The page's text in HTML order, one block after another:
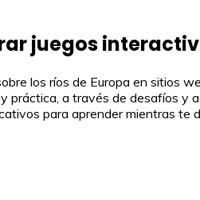
juegos
los ríos de Europa en sitios
práctica, a través de desafíos y
para aprender mientras te